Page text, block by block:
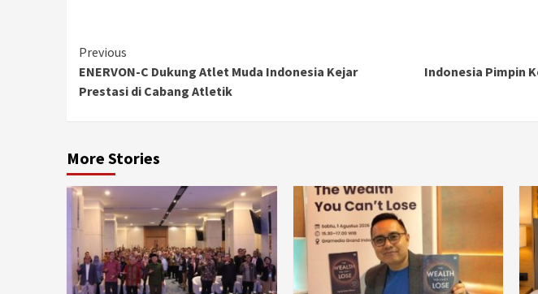
Continue
Reading
Previous
ENERVON-C Dukung Atlet Muda Indonesia Kejar
Prestasi di Cabang Atletik
Indonesia Pimpin
More Stories